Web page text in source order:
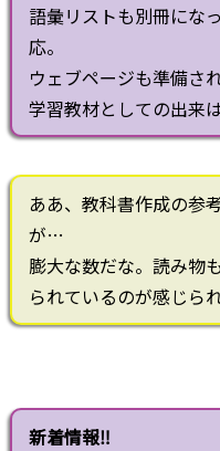
語彙リストも別冊にな
応。
ウェブページも準備さ
学習教材としての出来
ああ、教科書作成の参
が…
膨大な数だな。読み物
られているのが感じら
新着情報‼